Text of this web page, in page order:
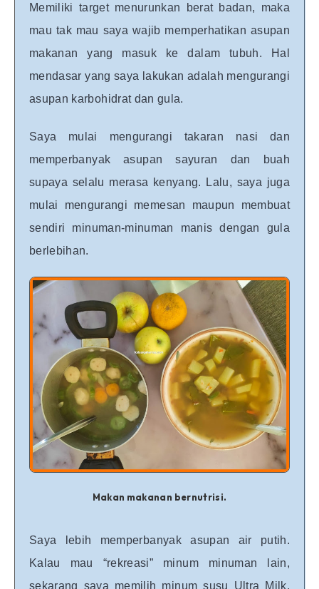
Memiliki target menurunkan berat badan, maka
mau tak mau saya wajib memperhatikan asupan
makanan yang masuk ke dalam tubuh. Hal
mendasar yang saya lakukan adalah mengurangi
asupan karbohidrat dan gula.
Saya mulai mengurangi takaran nasi dan
memperbanyak asupan sayuran dan buah
supaya selalu merasa kenyang. Lalu, saya juga
mulai mengurangi memesan maupun membuat
sendiri minuman-minuman manis dengan gula
berlebihan.
Makan makanan bernutrisi.
Saya lebih memperbanyak asupan air putih.
Kalau mau “rekreasi” minum minuman lain,
sekarang saya memilih minum susu Ultra Milk.